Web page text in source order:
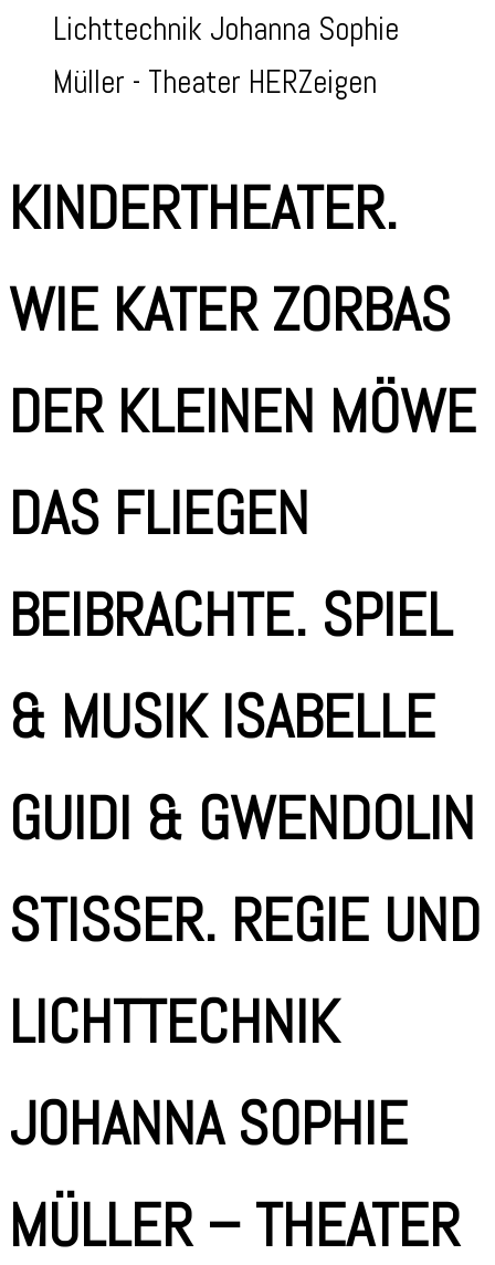
Lichttechnik Johanna Sophie
Müller - Theater HERZeigen
KINDERTHEATER.
WIE KATER ZORBAS
DER KLEINEN MÖWE
DAS FLIEGEN
BEIBRACHTE. SPIEL
& MUSIK ISABELLE
GUIDI & GWENDOLIN
STISSER. REGIE UND
LICHTTECHNIK
JOHANNA SOPHIE
MÜLLER – THEATER